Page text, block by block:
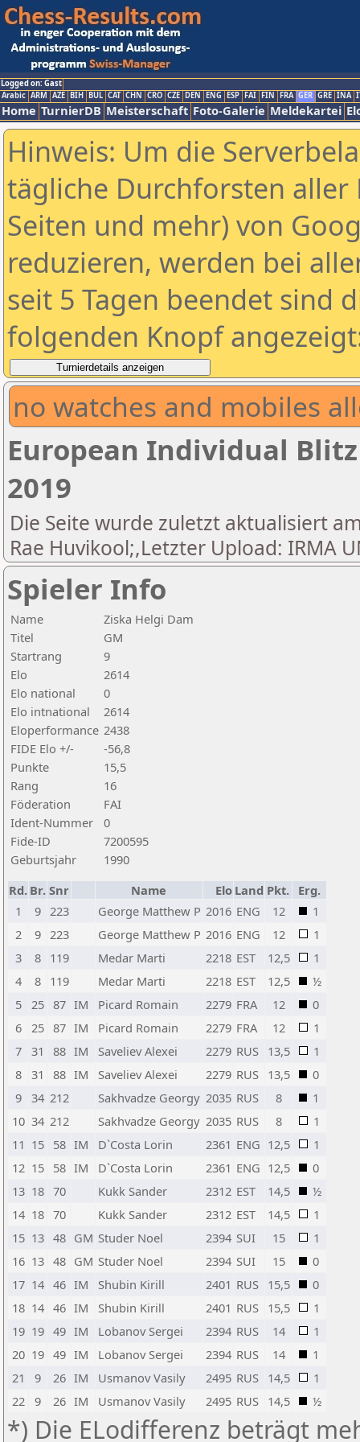
Logged on: Gast
Arabic ARM AZE BIH BUL CAT CHN CRO CZE DEN ENG ESP FAI FIN FRA GER GRE INA
Home TurnierDB Meisterschaft Foto-Galerie Meldekartei
Hinweis: Um die
tägliche Durchforsten aller
Seiten und mehr) von
reduzieren, werden bei
seit 5 Tagen beendet sind
folgenden Knopf
no watches and mobiles
European Individual
2019
Die Seite wurde zuletzt aktualisiert
Rae Huvikool;,Letzter Upload: IRMA
Spieler Info
Name
Ziska Helgi Dam
Titel
GM
Startrang
9
Elo
2614
Elo national
0
Elo intnational
2614
Eloperformance 2438
FIDE Elo +/-
-56,8
Punkte
15,5
Rang
16
Föderation
FAI
Ident-Nummer
0
Fide-ID
7200595
Geburtsjahr
1990
Rd. Br. Snr Name Elo Land Pkt. Erg.
1
9 223 George Matthew P 2016 ENG 12
1
2
9 223 George Matthew P 2016 ENG 12
1
3
8 119 Medar Marti 2218 EST 12,5
1
4
8 119 Medar Marti 2218 EST 12,5
½
5
25 87 IM Picard Romain 2279 FRA 12
0
6
25 87 IM Picard Romain 2279 FRA 12
1
7
31 88 IM Saveliev Alexei 2279 RUS 13,5
1
8
31 88 IM Saveliev Alexei 2279 RUS 13,5
0
9
34 212 Sakhvadze Georgy 2035 RUS 8
1
10 34 212 Sakhvadze Georgy 2035 RUS 8
1
11 15 58 IM D`Costa Lorin 2361 ENG 12,5
1
12 15 58 IM D`Costa Lorin 2361 ENG 12,5
0
13 18 70 Kukk Sander 2312 EST 14,5
½
14 18 70 Kukk Sander 2312 EST 14,5
1
15 13 48 GM Studer Noel 2394 SUI 15
1
16 13 48 GM Studer Noel 2394 SUI 15
0
17 14 46 IM Shubin Kirill 2401 RUS 15,5
0
18 14 46 IM Shubin Kirill 2401 RUS 15,5
1
19 19 49 IM Lobanov Sergei 2394 RUS 14
1
20 19 49 IM Lobanov Sergei 2394 RUS 14
1
21
9 26 IM Usmanov Vasily 2495 RUS 14,5
1
22
9 26 IM Usmanov Vasily 2495 RUS 14,5 ½
*) Die ELodifferenz beträgt